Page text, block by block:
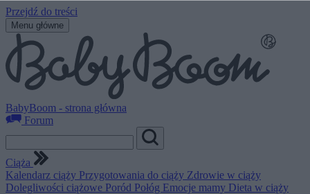
Przejdź do treści
Menu główne
BabyBoom - strona główna
Forum
Ciąża
Kalendarz ciąży Przygotowania do ciąży Zdrowie w ciąży
Dolegliwości ciążowe Poród Połóg Emocje mamy Dieta w ciąży